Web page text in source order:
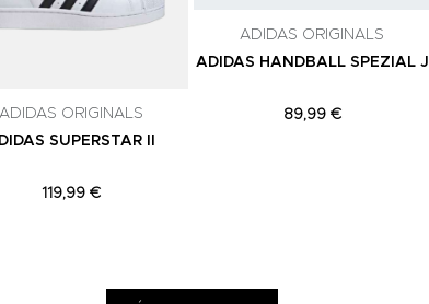
ADIDAS ORIGINALS
SUPERSTAR II
119,99 €
ADIDAS ORIGINALS
ADIDAS HANDBALL SPEZIAL J
89,99 €